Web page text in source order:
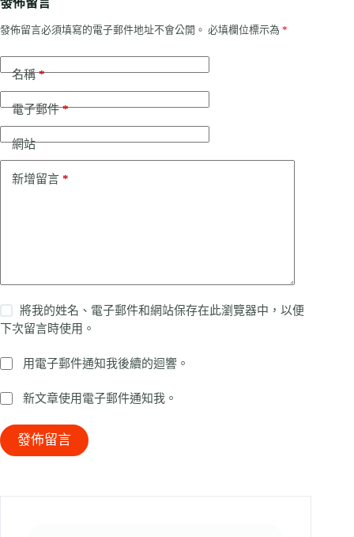
發佈留言必須填寫的電子郵件地址不會公開。 必填欄位標示為 *
名稱*
電子郵件*
網站
新增留言 *
將我的姓名、電子郵件和網站保存在此瀏覽器中，以便
下次留言時使用。
用電子郵件通知我後續的迴響。
新文章使用電子郵件通知我。
發佈留言